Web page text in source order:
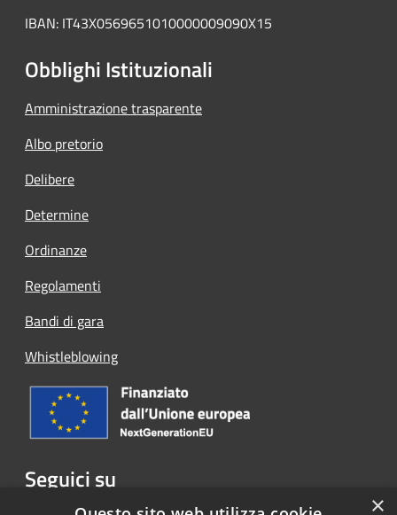
IBAN: IT43X0569651010000009090X15
Obblighi Istituzionali
Amministrazione trasparente
Albo pretorio
Delibere
Determine
Ordinanze
Regolamenti
Bandi di gara
Whistleblowing
Seguici su
Facebook ×